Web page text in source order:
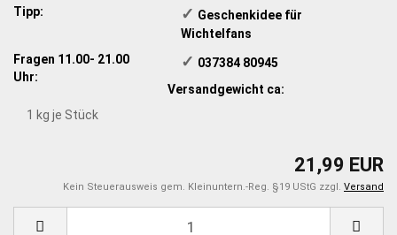
Tipp:
✓ ​Geschenkidee für
Wichtelfans
Fragen 11.00- 21.00
Uhr:
✓ ​ 037384 80945
Versandgewicht ca:
1 kg je Stück
21,99 EUR
Kein Steuerausweis gem. Kleinuntern.-Reg. §19 UStG zzgl. Versand